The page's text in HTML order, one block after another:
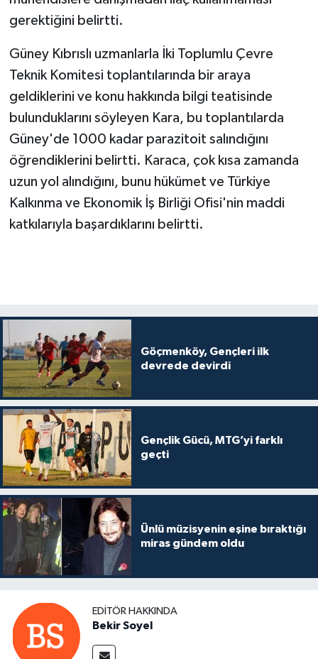
gerektiğini belirtti.
Güney Kıbrıslı uzmanlarla İki Toplumlu Çevre
Teknik Komitesi toplantılarında bir araya
geldiklerini ve konu hakkında bilgi teatisinde
bulunduklarını söyleyen Kara, bu toplantılarda
Güney'de 1000 kadar parazitoit salındığını
öğrendiklerini belirtti. Karaca, çok kısa zamanda
uzun yol alındığını, bunu hükümet ve Türkiye
Kalkınma ve Ekonomik İş Birliği Ofisi'nin maddi
katkılarıyla başardıklarını belirtti.
Göçmenköy, Gençleri ilk
devrede devirdi
Gençlik Gücü, MTG’yi farklı
geçti
Ünlü müzisyenin eşine bıraktığı
miras gündem oldu
EDITÖR HAKKINDA
Bekir Soyel